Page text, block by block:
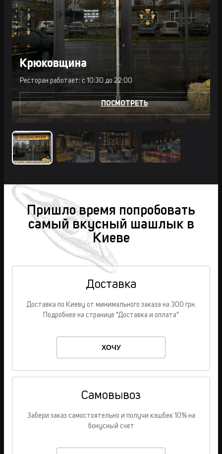
Крюковщина
Ресторан работает: с 10:30 до 22:00
ПОСМОТРЕТЬ
Пришло время попробовать
самый вкусный шашлык в
Киеве
Доставка
Доставка по Киеву от минимального заказа на 300 грн.
Подробнее на странице "Доставка и оплата"
ХОЧУ
Самовывоз
Забери заказ самостоятельно и получи кэшбек 10% на
бонусный счет